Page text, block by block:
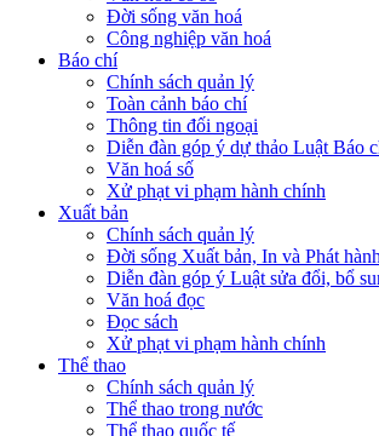
Đời sống văn hoá
Công nghiệp văn hoá
Báo chí
Chính sách quản lý
Toàn cảnh báo chí
Thông tin đối ngoại
Diễn đàn góp ý dự thảo Luật Báo
Văn hoá số
Xử phạt vi phạm hành chính
Xuất bản
Chính sách quản lý
Đời sống Xuất bản, In và Phát hành
Diễn đàn góp ý Luật sửa đổi, bổ
Văn hoá đọc
Đọc sách
Xử phạt vi phạm hành chính
Thể thao
Chính sách quản lý
Thể thao trong nước
Thể thao quốc tế